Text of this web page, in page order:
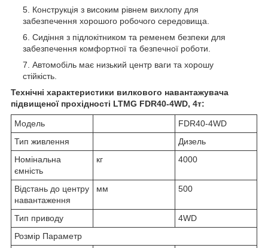
Конструкція з високим рівнем вихлопу для
забезпечення хорошого робочого середовища.
Сидіння з підлокітником та ременем безпеки для
забезпечення комфортної та безпечної роботи.
Автомобіль має низький центр ваги та хорошу
стійкість.
Технічні характеристики вилкового навантажувача
підвищеної прохідності LTMG FDR40-4WD, 4т:
Модель
FDR40-4WD
Тип живлення
Дизель
Номінальна
ємність
кг 4000
Відстань до центру
навантаження
мм 500
Тип приводу
4WD
Розмір Параметр